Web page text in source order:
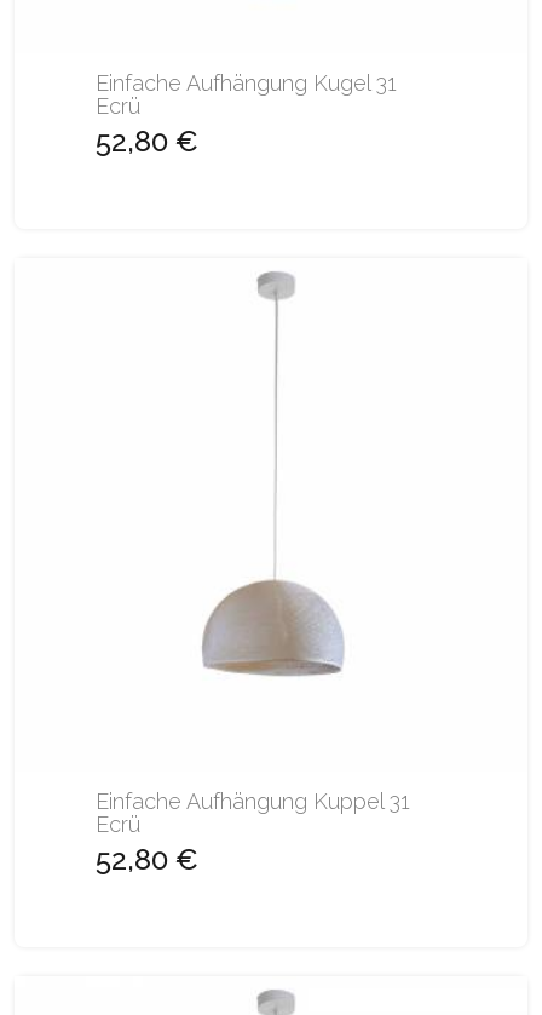
Einfache Aufhängung Kugel 31
Ecrü
52,80 €
Einfache Aufhängung Kuppel 31
Ecrü
52,80 €